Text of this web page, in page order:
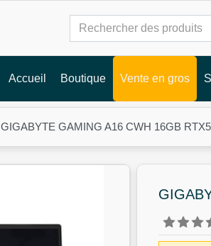
Accueil Boutique Vente en gros
GIGABYTE GAMING A16 CWH 16GB